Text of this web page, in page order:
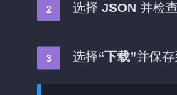
选择 JSON 并检
选择“下载”并保